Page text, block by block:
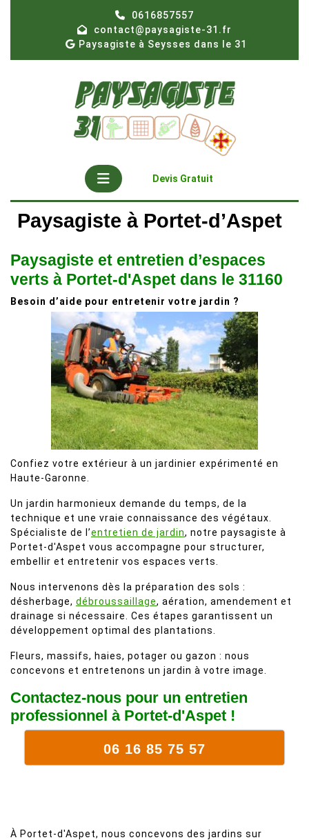
0616857557
contact@paysagiste-31.fr
Paysagiste à Seysses dans le 31
Open
Button
Devis Gratuit
Paysagiste à Portet-d’Aspet
Paysagiste et entretien d’espaces
verts à Portet-d'Aspet dans le 31160
Besoin d’aide pour entretenir votre jardin ?
Confiez votre extérieur à un jardinier expérimenté en
Haute-Garonne.
Un jardin harmonieux demande du temps, de la
technique et une vraie connaissance des végétaux.
Spécialiste de l’entretien de jardin, notre paysagiste à
Portet-d'Aspet vous accompagne pour structurer,
embellir et entretenir vos espaces verts.
Nous intervenons dès la préparation des sols :
désherbage, débroussaillage, aération, amendement et
drainage si nécessaire. Ces étapes garantissent un
développement optimal des plantations.
Fleurs, massifs, haies, potager ou gazon : nous
concevons et entretenons un jardin à votre image.
Contactez-nous pour un entretien
professionnel à Portet-d'Aspet !
06 16 85 75 57
À Portet-d'Aspet, nous concevons des jardins sur